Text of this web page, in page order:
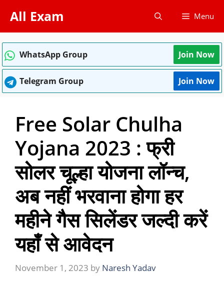
content
All Exam Menu
WhatsApp Group Join Now
Telegram Group Join Now
Free Solar Chulha
Yojana 2023 : फ्री
सोलर चूल्हा योजना लॉन्च,
अब नहीं भरवाना होगा हर
महीने गैस सिलेंडर जल्दी करें
यहाँ से आवेदन
November 1, 2023 by Naresh Yadav